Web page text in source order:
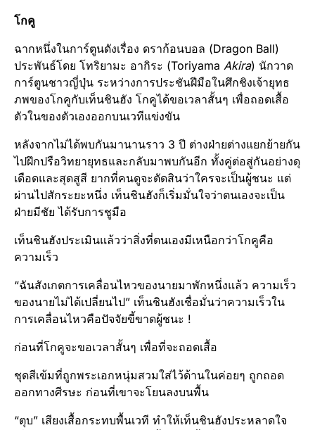
โกคู
ฉากหนึ่งในการ์ตูนดังเรื่อง ดราก้อนบอล (Dragon Ball)
ประพันธ์โดย โทริยามะ อากิระ (Toriyama Akira) นักวาด
การ์ตูนชาวญี่ปุ่น ระหว่างการประชันฝีมือในศึกชิงเจ้ายุทธ
ภพของโกคูกับเท็นชินฮัง โกคูได้ขอเวลาสั้นๆ เพื่อถอดเสื้อ
ตัวในของตัวเองออกบนเวทีแข่งขัน
หลังจากไม่ได้พบกันมานานราว 3 ปี ต่างฝ่ายต่างแยกย้ายกัน
ไปฝึกปรือวิทยายุทธและกลับมาพบกันอีก ทั้งคู่ต่อสู่กันอย่างดุ
เดือดและสุดสูสี ยากที่คนดูจะตัดสินว่าใครจะเป็นผู้ชนะ แต่
ผ่านไปสักระยะหนึ่ง เท็นชินฮังก็เริ่มมั่นใจว่าตนเองจะเป็น
ฝ่ายมีชัย ได้รับการชูมือ
เท็นชินฮังประเมินแล้วว่าสิ่งที่ตนเองมีเหนือกว่าโกคูคือ
ความเร็ว
“ฉันสังเกตการเคลื่อนไหวของนายมาพักหนึ่งแล้ว ความเร็ว
ของนายไม่ได้เปลี่ยนไป” เท็นชินฮังเชื่อมั่นว่าความเร็วใน
การเคลื่อนไหวคือปัจจัยขี้ขาดผู้ชนะ !
ก่อนที่โกคูจะขอเวลาสั้นๆ เพื่อที่จะถอดเสื้อ
ชุดสีเข้มที่ถูกพระเอกหนุ่มสวมใส่ไว้ด้านในค่อยๆ ถูกถอด
ออกทางศีรษะ ก่อนที่เขาจะโยนลงบนพื้น
“ตุบ” เสียงเสื้อกระทบพื้นเวที ทำให้เท็นชินฮังประหลาดใจ